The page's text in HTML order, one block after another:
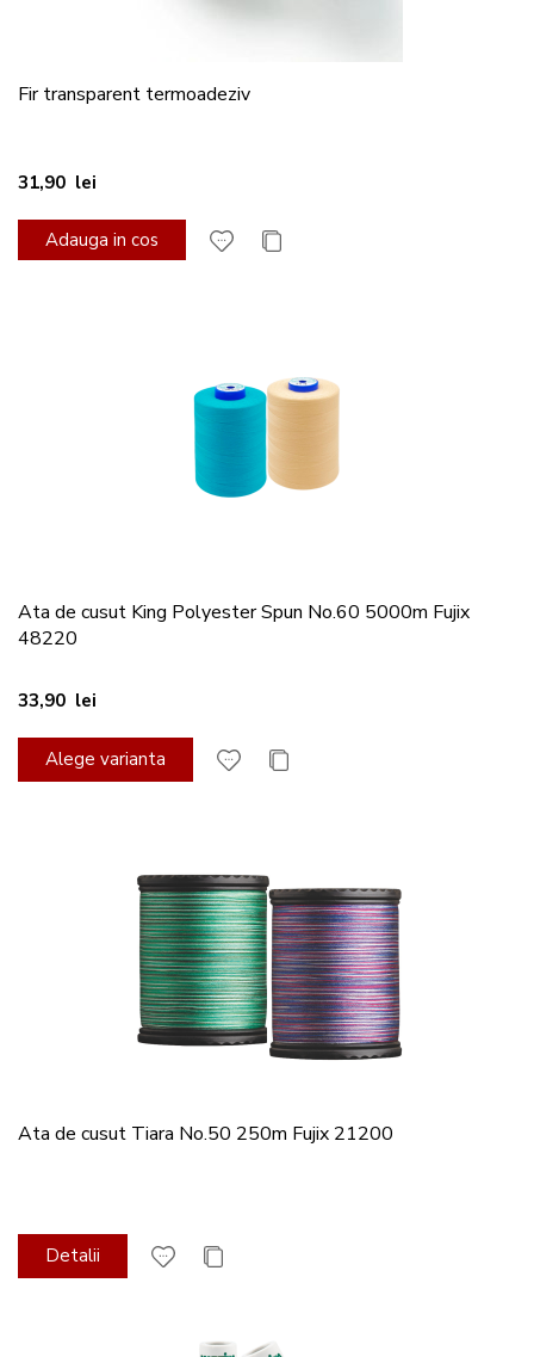
Fir transparent termoadeziv
31,90 lei
Adauga in cos
Ata de cusut King Polyester Spun No.60 5000m Fujix
48220
33,90 lei
Alege varianta
Ata de cusut Tiara No.50 250m Fujix 21200
Detalii